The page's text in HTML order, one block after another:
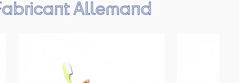
Allemand